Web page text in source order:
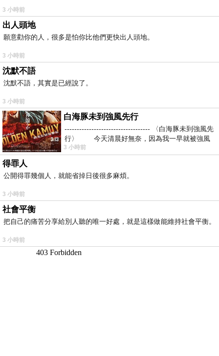
3 小時前
出人頭地
願意勸你的人，很多是怕你比他們更快出人頭地。
3 小時前
沈默不語
沈默不語，其實是已經說了。
3 小時前
白海豚未到強風先行
----------------------------------- 〈白海豚未到強風先
行〉 今天清晨好無奈，因為我一早就被強風
3 小時前
得罪人
公開得罪幾個人，就能省掉日後很多麻煩。
3 小時前
社會平衡
把自己的痛苦分享給別人聽的唯一好處，就是這樣做能維持社會平衡。
3 小時前